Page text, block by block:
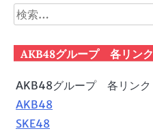
検
索:
AKB48グループ 各リンク
AKB48グループ 各リンク
AKB48
SKE48